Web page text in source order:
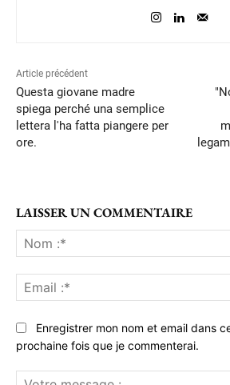
Article précédent
Questa giovane madre
spiega perché una semplice
lettera l'ha fatta piangere per
ore.
LAISSER UN COMMENTAIRE
Enregistrer mon nom et email dans
prochaine fois que je commenterai.